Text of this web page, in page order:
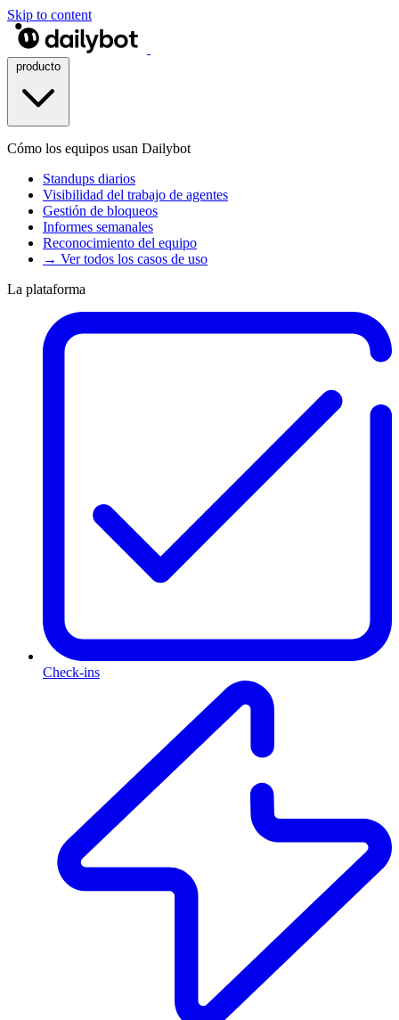
Skip to content
Cómo los equipos usan Dailybot
Standups diarios
Visibilidad del trabajo de agentes
Gestión de bloqueos
Informes semanales
Reconocimiento del equipo
→ Ver todos los casos de uso
La plataforma
Check-ins